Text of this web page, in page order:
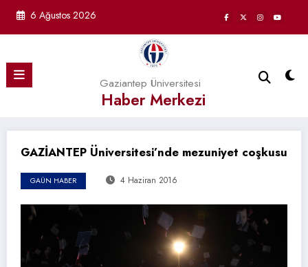
6 Ağustos 2026
Gaziantep Üniversitesi
Haber Merkezi
GAZİANTEP Üniversitesi’nde mezuniyet coşkusu
GAÜN HABER 4 Haziran 2016